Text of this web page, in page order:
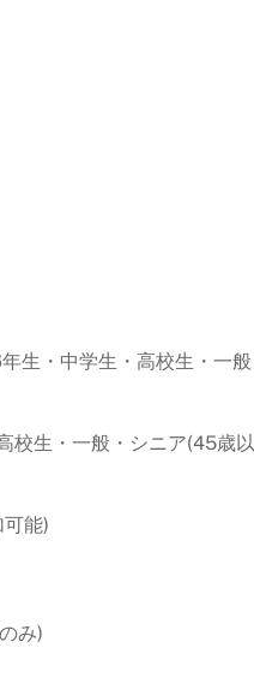
生・中学生・高校生・
校生・一般・シニア(45歳
能)
み)